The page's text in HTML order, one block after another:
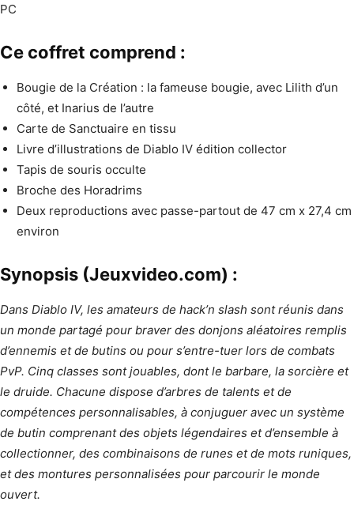
PC
Ce coffret comprend :
Bougie de la Création : la fameuse bougie, avec Lilith d’un
côté, et Inarius de l’autre
Carte de Sanctuaire en tissu
Livre d’illustrations de Diablo IV édition collector
Tapis de souris occulte
Broche des Horadrims
Deux reproductions avec passe-partout de 47 cm x 27,4 cm
environ
Synopsis (Jeuxvideo.com) :
Dans Diablo IV, les amateurs de hack’n slash sont réunis dans
un monde partagé pour braver des donjons aléatoires remplis
d’ennemis et de butins ou pour s’entre-tuer lors de combats
PvP. Cinq classes sont jouables, dont le barbare, la sorcière et
le druide. Chacune dispose d’arbres de talents et de
compétences personnalisables, à conjuguer avec un système
de butin comprenant des objets légendaires et d’ensemble à
collectionner, des combinaisons de runes et de mots runiques,
et des montures personnalisées pour parcourir le monde
ouvert.